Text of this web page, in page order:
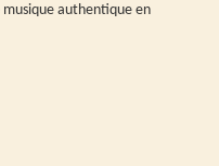
authentique en